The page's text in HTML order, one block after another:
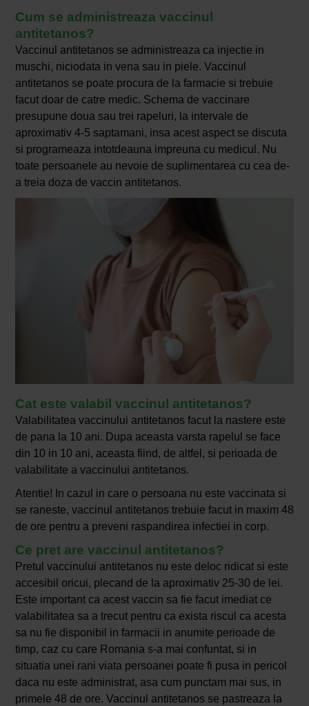
Cum se administreaza vaccinul
antitetanos?
Vaccinul antitetanos se administreaza ca injectie in
muschi, niciodata in vena sau in piele. Vaccinul
antitetanos se poate procura de la farmacie si trebuie
facut doar de catre medic. Schema de vaccinare
presupune doua sau trei rapeluri, la intervale de
aproximativ 4-5 saptamani, insa acest aspect se discuta
si programeaza intotdeauna impreuna cu medicul. Nu
toate persoanele au nevoie de suplimentarea cu cea de-
a treia doza de vaccin antitetanos.
Cat este valabil vaccinul antitetanos?
Valabilitatea vaccinului antitetanos facut la nastere este
de pana la 10 ani. Dupa aceasta varsta rapelul se face
din 10 in 10 ani, aceasta fiind, de altfel, si perioada de
valabilitate a vaccinului antitetanos.
Atentie! In cazul in care o persoana nu este vaccinata si
se raneste, vaccinul antitetanos trebuie facut in maxim 48
de ore pentru a preveni raspandirea infectiei in corp.
Ce pret are vaccinul antitetanos?
Pretul vaccinului antitetanos nu este deloc ridicat si este
accesibil oricui, plecand de la aproximativ 25-30 de lei.
Este important ca acest vaccin sa fie facut imediat ce
valabilitatea sa a trecut pentru ca exista riscul ca acesta
sa nu fie disponibil in farmacii in anumite perioade de
timp, caz cu care Romania s-a mai confuntat, si in
situatia unei rani viata persoanei poate fi pusa in pericol
daca nu este administrat, asa cum punctam mai sus, in
primele 48 de ore. Vaccinul antitetanos se pastreaza la